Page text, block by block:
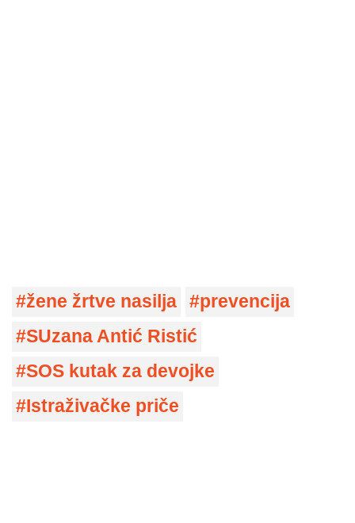
žene žrtve nasilja
prevencija
SUzana Antić Ristić
SOS kutak za devojke
Istraživačke priče